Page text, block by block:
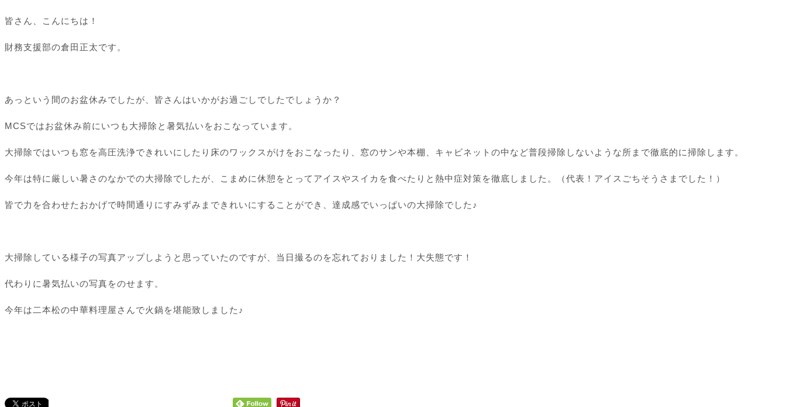
皆さん、こんにちは！
財務支援部の倉田正太です。
あっという間のお盆休みでしたが、皆さんはいかがお過ごしでしたでしょうか？
MCSではお盆休み前にいつも大掃除と暑気払いをおこなっています。
大掃除ではいつも窓を高圧洗浄できれいにしたり床のワックスがけをおこなったり、窓のサンや本棚、キャビネットの中など普段掃除しないような所まで徹底的に掃除します。
今年は特に厳しい暑さのなかでの大掃除でしたが、こまめに休憩をとってアイスやスイカを食べたりと熱中症対策を徹底しました。（代表！アイスごちそうさまでした！）
皆で力を合わせたおかげで時間通りにすみずみまできれいにすることができ、達成感でいっぱいの大掃除でした♪
大掃除している様子の写真アップしようと思っていたのですが、当日撮るのを忘れておりました！大失態です！
代わりに暑気払いの写真をのせます。
今年は二本松の中華料理屋さんで火鍋を堪能致しました♪